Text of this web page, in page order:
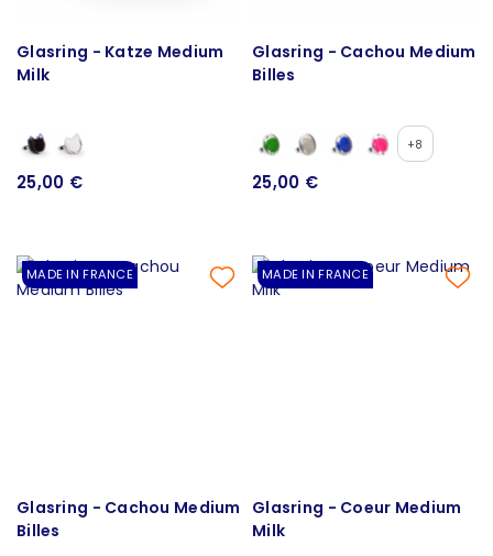
Glasring - Katze Medium
Milk
25,00 €
Glasring - Cachou Medium
Billes
+8
25,00 €
MADE IN FRANCE
Glasring - Cachou Medium
Billes
MADE IN FRANCE
Glasring - Coeur Medium
Milk